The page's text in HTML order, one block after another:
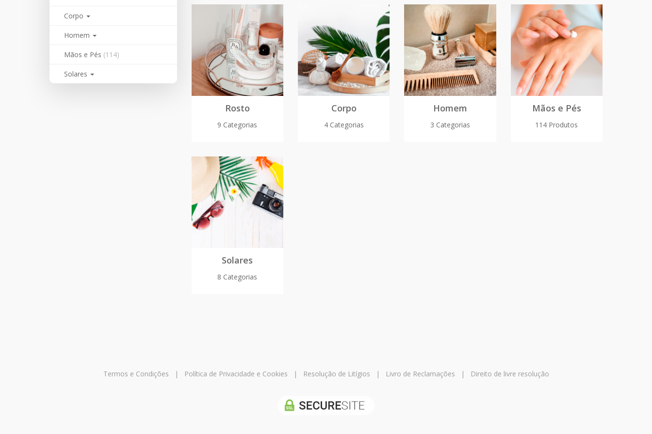
Corpo
Homem
Mãos e Pés (114)
Solares
Rosto
9 Categorias
Corpo
4 Categorias
Homem
3 Categorias
Mãos e Pés
114 Produtos
Solares
8 Categorias
Termos e Condições | Política de Privacidade e Cookies | Resolução de Litígios | Livro de Reclamações | Direito de livre resolução